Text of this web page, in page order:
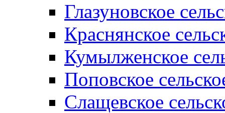
Глазуновское
Краснянское
Кумылженское
Поповское
Слащевское